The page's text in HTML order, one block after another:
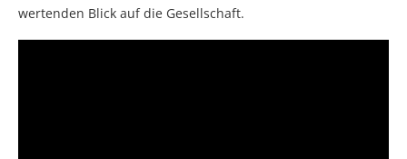
wertenden Blick auf die Gesellschaft.